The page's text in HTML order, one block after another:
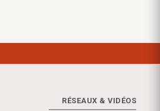
RÉSEAUX & VIDÉOS